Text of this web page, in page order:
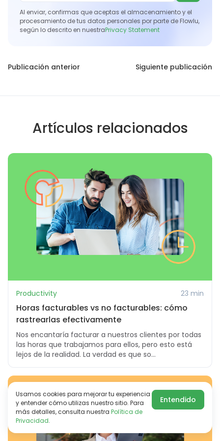
Al enviar, confirmas que aceptas el almacenamiento y el
procesamiento de tus datos personales por parte de Flowlu,
según lo descrito en nuestraPrivacy Statement
Publicación anterior Siguiente publicación
Artículos relacionados
Productivity 23 min
Horas facturables vs no facturables: cómo
rastrearlas efectivamente
Nos encantaría facturar a nuestros clientes por todas
las horas que trabajamos para ellos, pero esto está
lejos de la realidad. La verdad es que so...
Usamos cookies para mejorar tu experiencia
y entender cómo utilizas nuestro sitio. Para
más detalles, consulta nuestra Política de
Privacidad.
Entendido